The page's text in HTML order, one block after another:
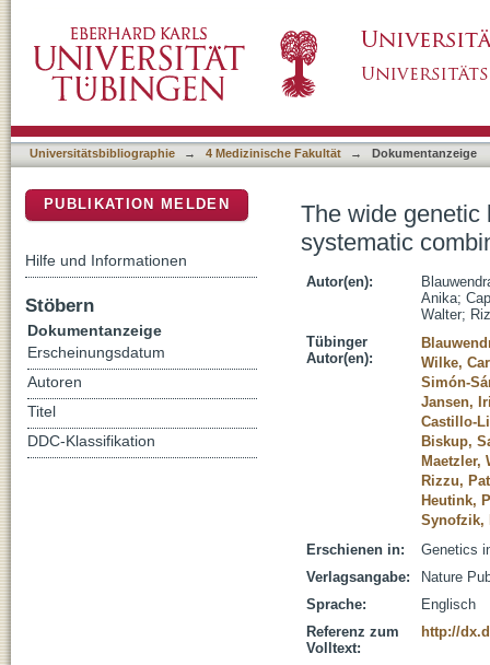
of 121 consecutive subjects
Universitätsbibliographie → 4 Medizinische Fakultät → Dokumentanzeige
The wide genetic
systematic
Autor(en):
Anika;
Walter;
Tübinger
Autor(en):
Wilke,
Simón-
Jansen,
Castillo-
Biskup,
Maetzler,
Rizzu,
Heutink,
Synofzik,
Erschienen in:
Genetics
Verlagsangabe:
Nature
Sprache:
Englisch
Referenz zum
Volltext:
http://
PUBLIKATION MELDEN
Hilfe und Informationen
Stöbern
Dokumentanzeige
Erscheinungsdatum
Autoren
Titel
DDC-Klassifikation